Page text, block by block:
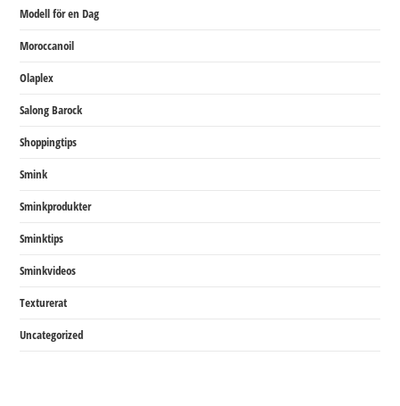
Modell för en Dag
Moroccanoil
Olaplex
Salong Barock
Shoppingtips
Smink
Sminkprodukter
Sminktips
Sminkvideos
Texturerat
Uncategorized